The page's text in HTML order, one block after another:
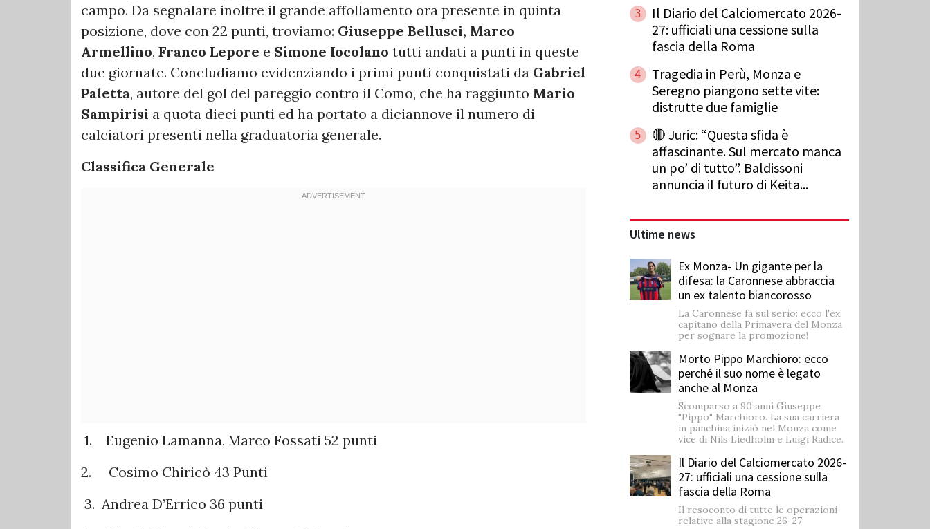
campo. Da segnalare inoltre il grande affollamento ora presente in quinta
posizione, dove con 22 punti, troviamo: Giuseppe Bellusci, Marco
Armellino, Franco Lepore e Simone Iocolano tutti andati a punti in queste
due giornate. Concludiamo evidenziando i primi punti conquistati da Gabriel
Paletta, autore del gol del pareggio contro il Como, che ha raggiunto Mario
Sampirisi a quota dieci punti ed ha portato a diciannove il numero di
calciatori presenti nella graduatoria generale.
Classifica Generale
1. Eugenio Lamanna, Marco Fossati 52 punti
2. Cosimo Chiricò 43 Punti
3. Andrea D’Errico 36 punti
3
Il Diario del Calciomercato 2026-
27: ufficiali una cessione sulla
fascia della Roma
4
Tragedia in Perù, Monza e
Seregno piangono sette vite:
distrutte due famiglie
5
🔴 Juric: “Questa sfida è
affascinante. Sul mercato manca
un po’ di tutto”. Baldissoni
annuncia il futuro di Keita...
Ultime news
Ex Monza- Un gigante per la
difesa: la Caronnese abbraccia
un ex talento biancorosso
La Caronnese fa sul serio: ecco l'ex
capitano della Primavera del Monza
per sognare la promozione!
Morto Pippo Marchioro: ecco
perché il suo nome è legato
anche al Monza
Scomparso a 90 anni Giuseppe
"Pippo" Marchioro. La sua carriera
in panchina iniziò nel Monza come
vice di Nils Liedholm e Luigi Radice.
Il Diario del Calciomercato 2026-
27: ufficiali una cessione sulla
fascia della Roma
Il resoconto di tutte le operazioni
relative alla stagione 26-27